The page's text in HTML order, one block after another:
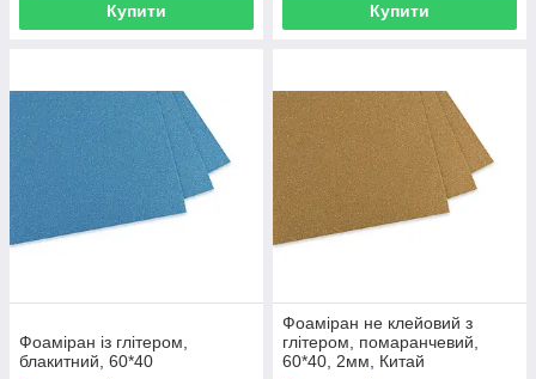
Купити Купити
Фоаміран із глітером,
блакитний, 60*40
Фоаміран не клейовий з
глітером, помаранчевий,
60*40, 2мм, Китай